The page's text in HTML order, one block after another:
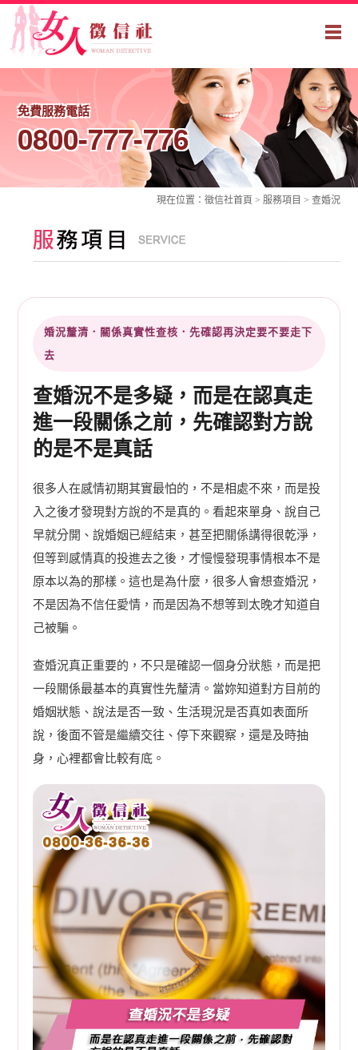
免費服務電話
0800-777-776
現在位置： 徵信社首頁 > 服務項目 > 查婚況
婚況釐清．關係真實性查核．先確認再決定要不要走下
去
查婚況不是多疑，而是在認真走
進一段關係之前，先確認對方說
的是不是真話
很多人在感情初期其實最怕的，不是相處不來，而是投
入之後才發現對方說的不是真的。看起來單身、說自己
早就分開、說婚姻已經結束，甚至把關係講得很乾淨，
但等到感情真的投進去之後，才慢慢發現事情根本不是
原本以為的那樣。這也是為什麼，很多人會想查婚況，
不是因為不信任愛情，而是因為不想等到太晚才知道自
己被騙。
查婚況真正重要的，不只是確認一個身分狀態，而是把
一段關係最基本的真實性先釐清。當妳知道對方目前的
婚姻狀態、說法是否一致、生活現況是否真如表面所
說，後面不管是繼續交往、停下來觀察，還是及時抽
身，心裡都會比較有底。